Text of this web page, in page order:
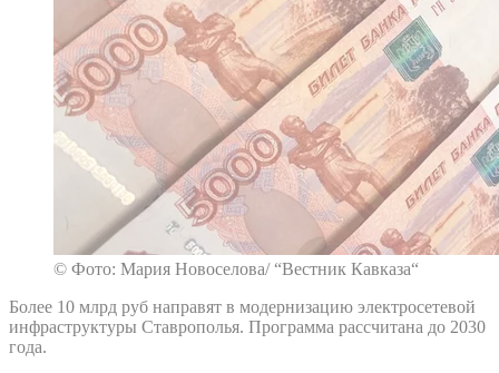
© Фото: Мария Новоселова/ “Вестник Кавказа“
Более 10 млрд руб направят в модернизацию электросетевой
инфраструктуры Ставрополья. Программа рассчитана до 2030
года.